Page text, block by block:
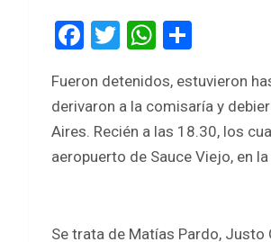
F
ce
b
o
T
tt
er
W
at
s
A
ar
e
Fueron detenidos, estuvieron
derivaron a la comisaría y
Aires. Recién a las 18.30, los
aeropuerto de Sauce Viejo, en
Se trata de Matías Pardo, Justo